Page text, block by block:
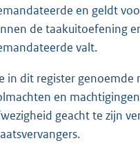
en geldt
de taakuitoefening
valt.
in dit register genoemde
en
geacht te zijn